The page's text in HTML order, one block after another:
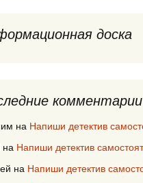
доска
комментарии
на Напиши детектив
на Напиши детектив
на Напиши детектив